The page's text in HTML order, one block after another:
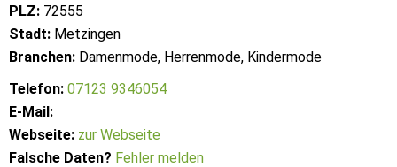
PLZ: 72555
Stadt: Metzingen
Branchen: Damenmode, Herrenmode, Kindermode
Telefon: 07123 9346054
E-Mail:
Webseite: zur Webseite
Falsche Daten? Fehler melden